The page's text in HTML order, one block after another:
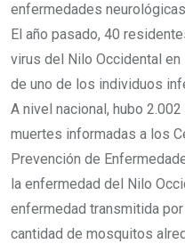
enfermedades
El año pasado, 40
virus del Nilo Occidental
de uno de los individuos
A nivel nacional, hubo
muertes informadas a los
Prevención de
la enfermedad del Nilo
enfermedad transmitida
cantidad de mosquitos